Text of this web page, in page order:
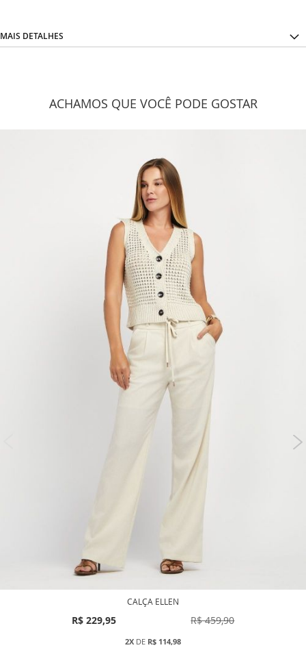
MAIS DETALHES
ACHAMOS QUE VOCÊ PODE GOSTAR
CALÇA ELLEN
R$ 229,95 R$ 459,90
2X DE R$ 114,98